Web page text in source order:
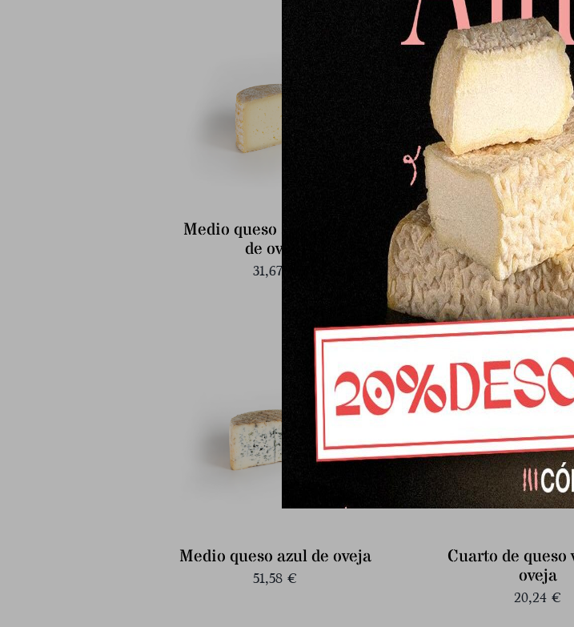
Medio queso semicurado
de oveja
31,67
Medio queso
cuajo
32,47€
Medio queso azul de oveja
51,58€
Cuarto de queso
oveja
20,24€